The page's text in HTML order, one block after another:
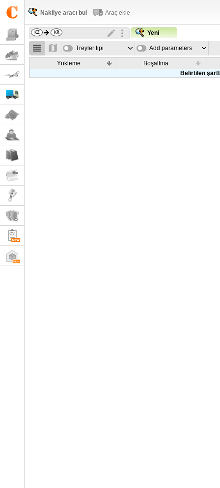
Nakliye aracı bul Araç ekle
Yeni
Treyler tipi Add parameters
Yükleme
Boşaltma
Belirtilen